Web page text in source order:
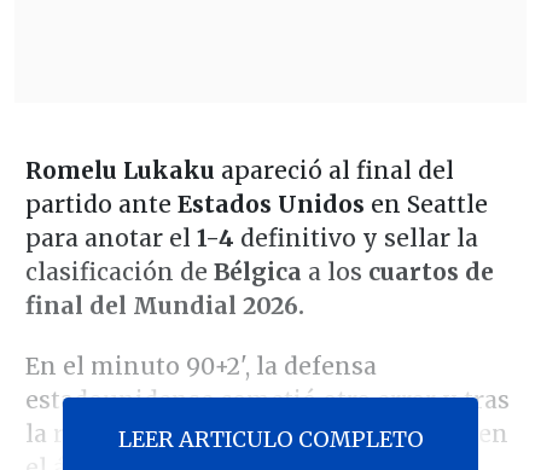
Romelu Lukaku apareció al final del
partido ante Estados Unidos en Seattle
para anotar el 1-4 definitivo y sellar la
clasificación de Bélgica a los cuartos de
final del Mundial 2026.
En el minuto 90+2', la defensa
estadounidense cometió otro error y tras
la recuperación belga, Lukaku recibió en
LEER ARTICULO COMPLETO